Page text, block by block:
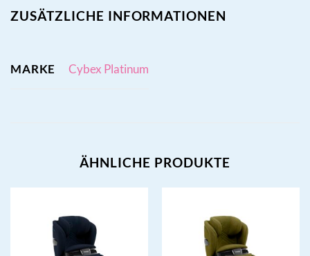
ZUSÄTZLICHE INFORMATIONEN
MARKE Cybex Platinum
ÄHNLICHE PRODUKTE